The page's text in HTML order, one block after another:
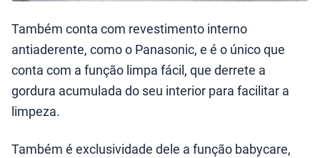
Também conta com revestimento interno
antiaderente, como o Panasonic, e é o único que
conta com a função limpa fácil, que derrete a
gordura acumulada do seu interior para facilitar a
limpeza.
Também é exclusividade dele a função babycare,